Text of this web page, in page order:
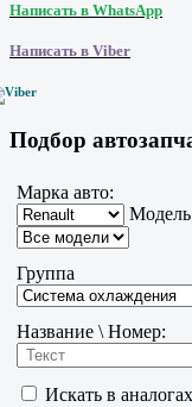
Написать в WhatsApp
Написать в Viber
Подбор
Марка авто:
Группа
Название \ Номер:
Искать в аналогах